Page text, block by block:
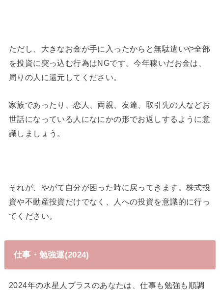
ただし、大きなお金が手に入ったからと無駄遣いや全部
を投資に突っ込む行為はNGです。今年稼いだお金は、
周りの人に還元してください。
家族であったり、恋人、両親、友達、取引先の人などお
世話になっている人になにかの形でお返しするように意
識しましょう。
それが、やがて自分が困った時に戻ってきます。株式投
資や不動産投資だけでなく、人への投資を意識的に行っ
てください。
仕事・勉強運(2024)
2024年の水星人プラスのあなたは、仕事も勉強も順調